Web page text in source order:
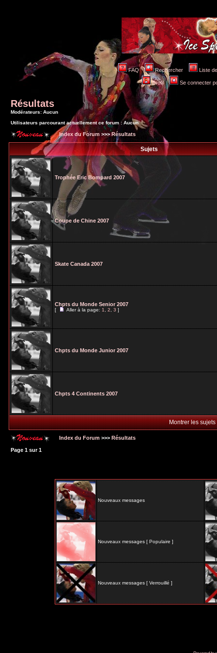
FAQ Rechercher Liste
Profil Se connecter
Résultats
Modérateurs: Aucun
Utilisateurs parcourant actuellement ce forum : Aucun
Index du Forum >>>Résultats
Sujets
Trophée Eric Bompard 2007
Coupe de Chine 2007
Skate Canada 2007
Chpts du Monde Senior 2007
[ Aller à la page:1,2,3]
Chpts du Monde Junior 2007
Chpts 4 Continents 2007
Montrer les
Index du Forum >>> Résultats
Page 1 sur1
Nouveaux messages
Nouveaux messages [ Populaire ]
Nouveaux messages [ Verrouillé ]